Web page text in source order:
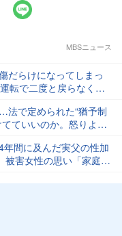
MBSニュース
だらけになってしまっ
転で二度と戻らなくな
起訴
で定められた“猶予制
ていいのか。怒りより
間に及んだ実父の性加
害女性の思い「家庭内